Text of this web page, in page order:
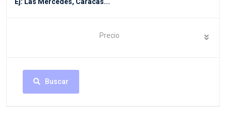
Precio
Buscar